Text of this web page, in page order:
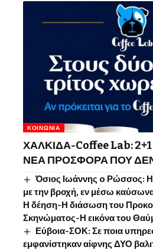
ΚΟΙΝΩΝΊΑ
ΧΑΛΚΙΔΑ-Coffee Lab:
ΝΕΑ ΠΡΟΣΦΟΡΑ ΠΟΥ
Όσιος Ιωάννης o Ρώσσος: Η
με την βροχή, εν μέσω
Η δέηση-Η διάσωση του
Σκηνώματος-Η εικόνα του
Εύβοια-ΣΟΚ: Σε ποια
εμφανίστηκαν αίφνης ΔΥΟ